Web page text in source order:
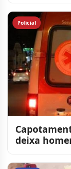
Policial
deixa